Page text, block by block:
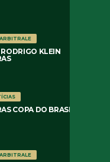
KLEIN
COPA DO BRASIL 2026